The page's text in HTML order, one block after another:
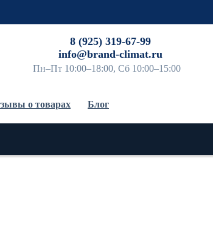
8 (925) 319-67-99
info@brand-climat.ru
Пн–Пт 10:00–18:00, Сб 10:00–15:00
о товарах Блог